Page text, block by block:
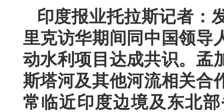
印度报业托拉斯记者：
里克访华期间同中国领导
动水利项目达成共识。孟
斯塔河及其他河流相关合
常临近印度边境及东北